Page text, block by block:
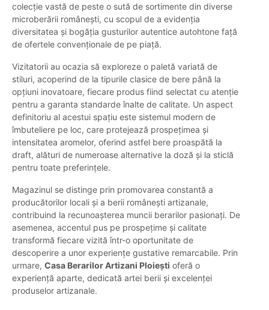
colecție vastă de peste o sută de sortimente din diverse
microberării românești, cu scopul de a evidenția
diversitatea și bogăția gusturilor autentice autohtone față
de ofertele convenționale de pe piață.
Vizitatorii au ocazia să exploreze o paletă variată de
stiluri, acoperind de la tipurile clasice de bere până la
opțiuni inovatoare, fiecare produs fiind selectat cu atenție
pentru a garanta standarde înalte de calitate. Un aspect
definitoriu al acestui spațiu este sistemul modern de
îmbuteliere pe loc, care protejează prospețimea și
intensitatea aromelor, oferind astfel bere proaspătă la
draft, alături de numeroase alternative la doză și la sticlă
pentru toate preferințele.
Magazinul se distinge prin promovarea constantă a
producătorilor locali și a berii românești artizanale,
contribuind la recunoașterea muncii berarilor pasionați. De
asemenea, accentul pus pe prospețime și calitate
transformă fiecare vizită într-o oportunitate de
descoperire a unor experiențe gustative remarcabile. Prin
urmare, Casa Berarilor Artizani Ploiești oferă o
experiență aparte, dedicată artei berii și excelenței
produselor artizanale.